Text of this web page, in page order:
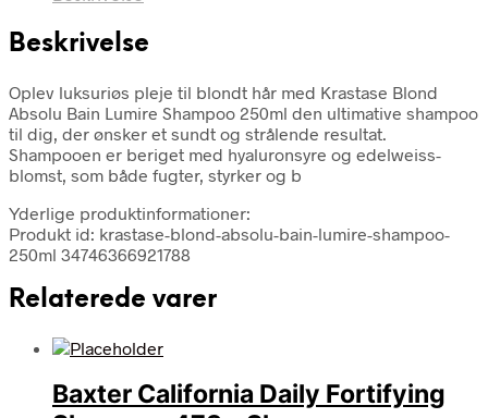
Beskrivelse
Oplev luksuriøs pleje til blondt hår med Krastase Blond
Absolu Bain Lumire Shampoo 250ml den ultimative shampoo
til dig, der ønsker et sundt og strålende resultat.
Shampooen er beriget med hyaluronsyre og edelweiss-
blomst, som både fugter, styrker og b
Yderlige produktinformationer:
Produkt id: krastase-blond-absolu-bain-lumire-shampoo-
250ml 34746366921788
Relaterede varer
Baxter California Daily Fortifying